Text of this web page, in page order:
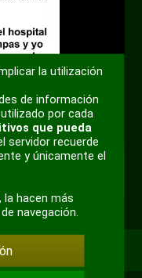
Ajustes
PIP
la utilización
de información
por cada
que pueda
servidor recuerde
y únicamente el
la hacen más
navegación.